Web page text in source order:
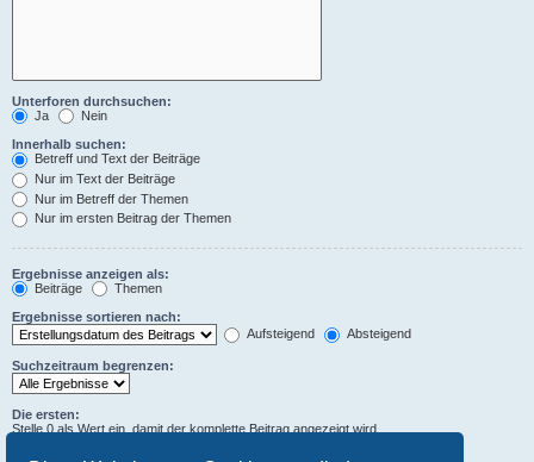
Unterforen durchsuchen:
Ja
Nein
Innerhalb suchen:
Betreff und Text der Beiträge
Nur im Text der Beiträge
Nur im Betreff der Themen
Nur im ersten Beitrag der Themen
Ergebnisse anzeigen als:
Beiträge
Themen
Ergebnisse sortieren nach:
Aufsteigend
Absteigend
Suchzeitraum begrenzen:
Die ersten:
Stelle 0 als Wert ein, damit der komplette Beitrag angezeigt wird.